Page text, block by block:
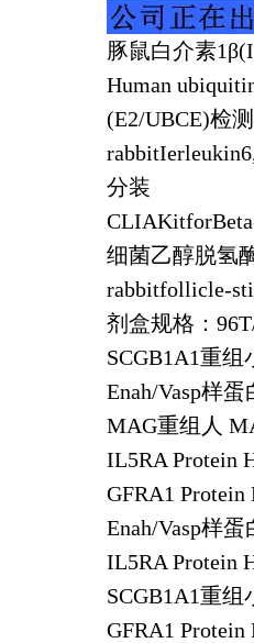
豚鼠白介素1β
Human
(E2/UBCE)检
分装
细菌乙醇脱氢
rabbitfollicle-
剂盒规格：
SCGB1A1重组
Enah/Vasp样蛋
MAG重组人
IL5RA Protein
GFRA1 Protein
Enah/Vasp样蛋
IL5RA Protein
SCGB1A1重组
GFRA1 Protein